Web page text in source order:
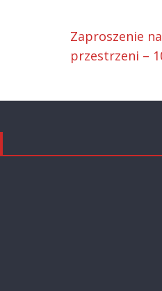
Zaproszenie
przestrzeni –